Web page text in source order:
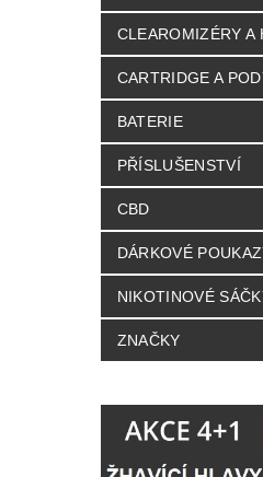
CLEAROMIZÉRY A
CARTRIDGE A
BATERIE
PŘÍSLUŠENSTVÍ
CBD
DÁRKOVÉ
NIKOTINOVÉ
ZNAČKY